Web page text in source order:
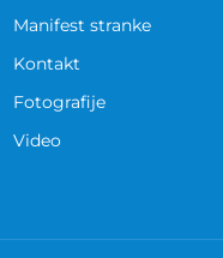
Manifest stranke
Kontakt
Fotografije
Video